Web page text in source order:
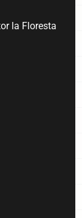
la Floresta